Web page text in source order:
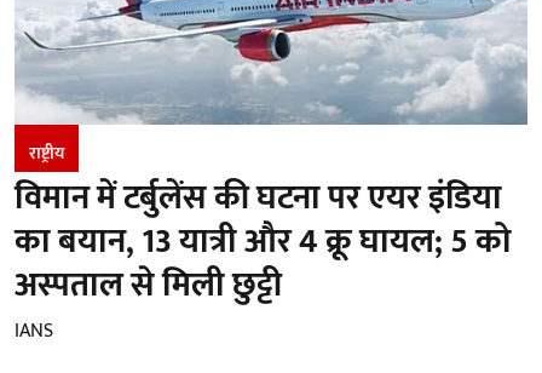
राष्ट्रीय
विमान में टर्बुलेंस की घटना पर एयर इंडिया
का बयान, 13 यात्री और 4 क्रू घायल; 5 को
अस्पताल से मिली छुट्टी
IANS